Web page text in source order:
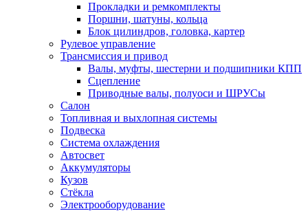
Прокладки и ремкомплекты
Поршни, шатуны, кольца
Блок цилиндров, головка, картер
Рулевое управление
Трансмиссия и привод
Валы, муфты, шестерни и подшипники КПП
Сцепление
Приводные валы, полуоси и ШРУСы
Салон
Топливная и выхлопная системы
Подвеска
Система охлаждения
Автосвет
Аккумуляторы
Кузов
Стёкла
Электрооборудование